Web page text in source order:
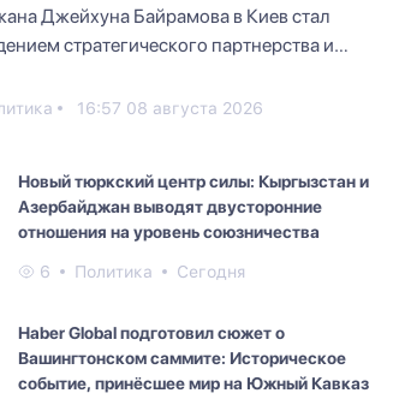
Джейхуна Байрамова в Киев стал
стратегического партнерства и
16:57 08 августа 2026
Новый тюркский центр силы: Кыргызстан и
Азербайджан выводят двусторонние
отношения на уровень союзничества
6 Политика Сегодня
Haber Global подготовил сюжет о
Вашингтонском саммите: Историческое
событие, принёсшее мир на Южный Кавказ